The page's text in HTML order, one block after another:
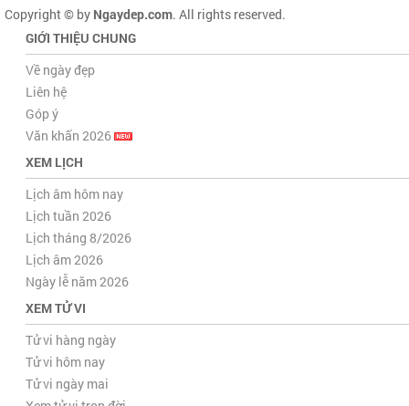
Copyright © by Ngaydep.com. All rights reserved.
GIỚI THIỆU CHUNG
Về ngày đẹp
Liên hệ
Góp ý
Văn khấn 2026
XEM LỊCH
Lịch âm hôm nay
Lịch tuần 2026
Lịch tháng 8/2026
Lịch âm 2026
Ngày lễ năm 2026
XEM TỬ VI
Tử vi hàng ngày
Tử vi hôm nay
Tử vi ngày mai